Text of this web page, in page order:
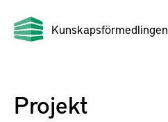
Kunskapsförmedlingen
Projekt